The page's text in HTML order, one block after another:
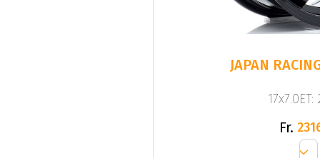
JAPAN
Fr.